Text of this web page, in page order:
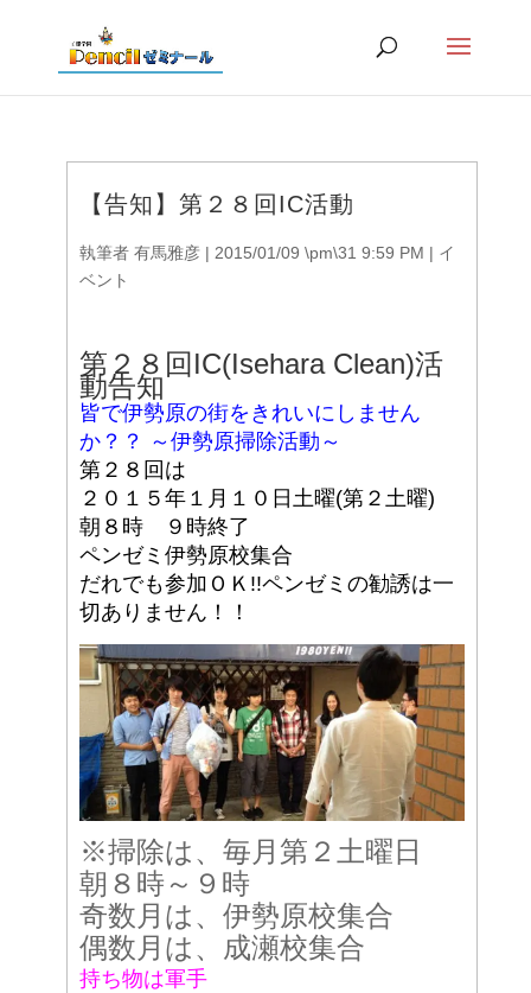
【告知】第２８回IC活動
執筆者 有馬雅彦| 2015/01/09 \pm\31 9:59 PM | イ
ベント
第２８回IC(Isehara Clean)活
動告知
皆で伊勢原の街をきれいにしません
か？？ ～伊勢原掃除活動～
第２８回は
２０１５年１月１０日土曜(第２土曜)
朝８時 ９時終了
ペンゼミ伊勢原校集合
だれでも参加ＯＫ!!ペンゼミの勧誘は一
切ありません！！
※掃除は、毎月第２土曜日
朝８時～９時
奇数月は、伊勢原校集合
偶数月は、成瀬校集合
持ち物は軍手